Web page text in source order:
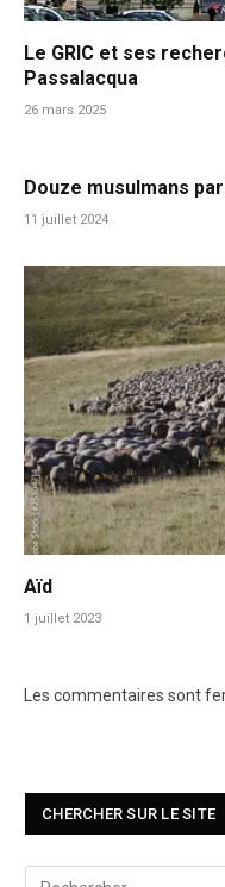
Le GRIC et ses
Passalacqua
26 mars 2025
Douze musulmans
11 juillet 2024
Aïd
1 juillet 2023
Les commentaires sont
CHERCHER SUR LE SITE